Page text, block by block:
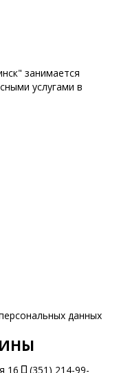
занимается
услугами в
данных
16 (351) 214-99-